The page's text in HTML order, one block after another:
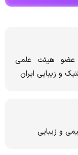
عضو هیئت علمی
و زیبایی ایران
و زیبایی